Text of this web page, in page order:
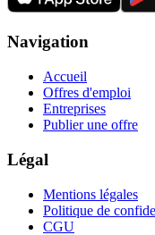
Navigation
Accueil
Offres d'emploi
Entreprises
Publier une offre
Légal
Mentions légales
Politique de
CGU